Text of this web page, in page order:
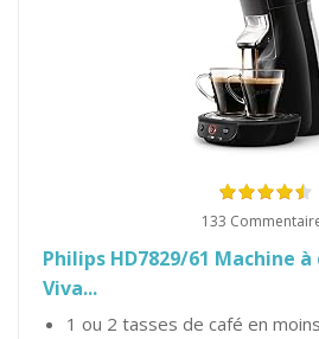
133
Philips HD7829/61 Machine à
Viva...
1 ou 2 tasses de café en